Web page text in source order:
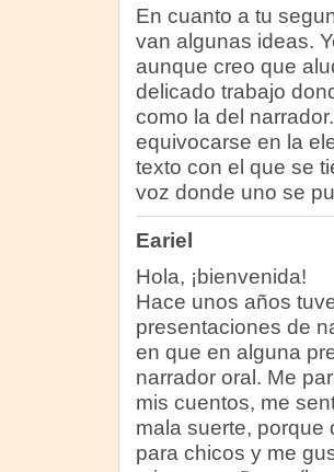
En cuanto a tu
van algunas ideas.
aunque creo que
delicado trabajo
como la del
equivocarse en la
texto con el que se
voz donde uno se
Eariel
Hola, ¡bienvenida!
Hace unos años
presentaciones de
en que en alguna
narrador oral. Me
mis cuentos, me
mala suerte, porque
para chicos y me